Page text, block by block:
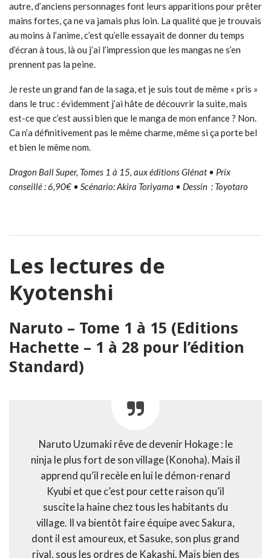
autre, d’anciens personnages font leurs apparitions pour prêter
mains fortes, ça ne va jamais plus loin. La qualité que je trouvais
au moins à l’anime, c’est qu’elle essayait de donner du temps
d’écran à tous, là ou j’ai l’impression que les mangas ne s’en
prennent pas la peine.
Je reste un grand fan de la saga, et je suis tout de même « pris »
dans le truc : évidemment j’ai hâte de découvrir la suite, mais
est-ce que c’est aussi bien que le manga de mon enfance ? Non.
Ca n’a définitivement pas le même charme, même si ça porte bel
et bien le même nom.
Dragon Ball Super, Tomes 1 à 15, aux éditions Glénat • Prix
conseillé : 6,90€ • Scénario: Akira Toriyama • Dessin : Toyotaro
Les lectures de
Kyotenshi
Naruto – Tome 1 à 15 (Editions
Hachette – 1 à 28 pour l’édition
Standard)
Naruto Uzumaki rêve de devenir Hokage : le
ninja le plus fort de son village (Konoha). Mais il
apprend qu’il recèle en lui le démon-renard
Kyubi et que c’est pour cette raison qu’il
suscite la haine chez tous les habitants du
village. Il va bientôt faire équipe avec Sakura,
dont il est amoureux, et Sasuke, son plus grand
rival, sous les ordres de Kakashi. Mais bien des